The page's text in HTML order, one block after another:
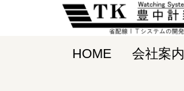
HOME 会社案内